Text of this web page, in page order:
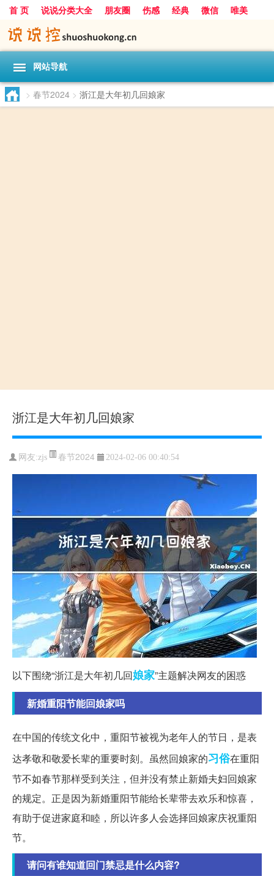
首 页 说说分类大全 朋友圈 伤感 经典 微信
唯美
励志
爱情 搞笑
网站导航
> 春节2024 > 浙江是大年初几回娘家
浙江是大年初几回娘家
网友:zjs 春节2024 2024-02-06 00:40:54
以下围绕“浙江是大年初几回娘家”主题解决网友的困惑
新婚重阳节能回娘家吗
在中国的传统文化中，重阳节被视为老年人的节日，是表
达孝敬和敬爱长辈的重要时刻。虽然回娘家的习俗在重阳
节不如春节那样受到关注，但并没有禁止新婚夫妇回娘家
的规定。正是因为新婚重阳节能给长辈带去欢乐和惊喜，
有助于促进家庭和睦，所以许多人会选择回娘家庆祝重阳
节。
请问有谁知道回门禁忌是什么内容?